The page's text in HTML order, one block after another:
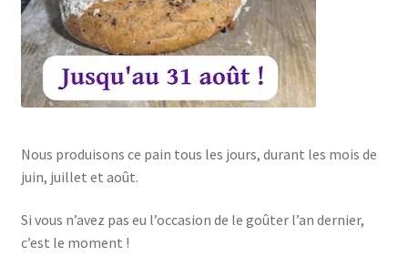
Nous produisons ce pain tous les jours, durant les mois de
juin, juillet et août.
Si vous n’avez pas eu l’occasion de le goûter l’an dernier,
c’est le moment !